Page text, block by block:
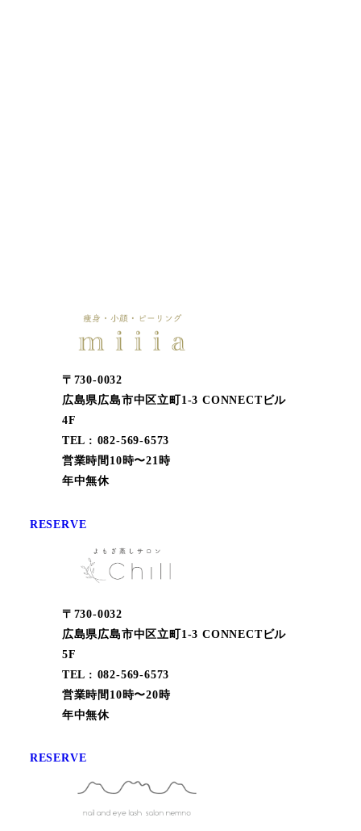
〒730-0032
広島県広島市中区立町1-3 CONNECTビル
4F
TEL : 082-569-6573
営業時間10時〜21時
年中無休
RESERVE
〒730-0032
広島県広島市中区立町1-3 CONNECTビル
5F
TEL : 082-569-6573
営業時間10時〜20時
年中無休
RESERVE